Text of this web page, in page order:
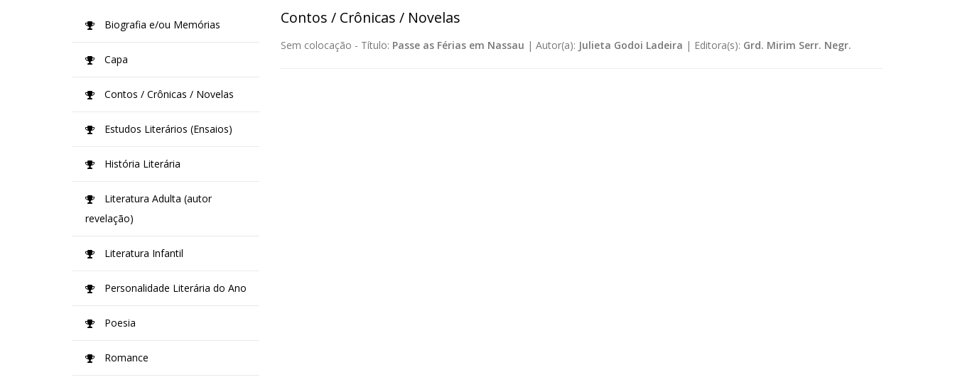
Contos / Crônicas / Novelas
Sem colocação - Título: Passe as Férias em Nassau | Autor(a): Julieta Godoi Ladeira | Editora(s): Grd. Mirim Serr. Negr.
Biografia e/ou Memórias
Capa
Contos / Crônicas / Novelas
Estudos Literários (Ensaios)
História Literária
Literatura Adulta (autor
revelação)
Literatura Infantil
Personalidade Literária do Ano
Poesia
Romance